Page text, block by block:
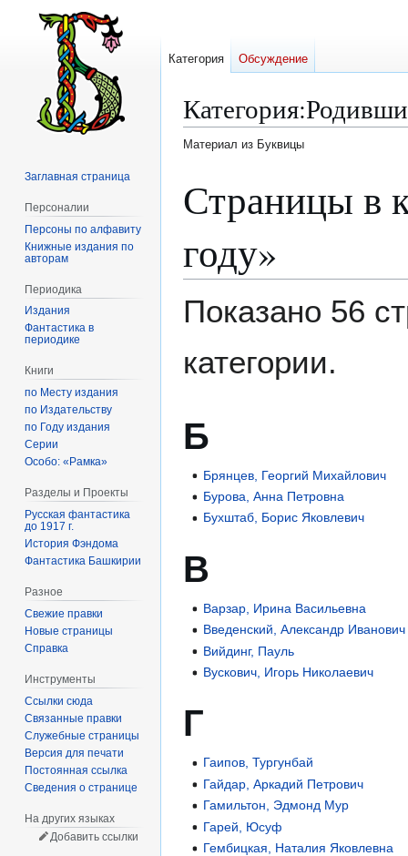
Категория:
Материал из Буквицы
к
навигации
к
поиску
Страницы в
году»
Показано 56
категории.
Б
Брянцев, Георгий Михайлович
Бурова, Анна Петровна
Бухштаб, Борис Яковлевич
В
Варзар, Ирина Васильевна
Введенский, Александр Иванович
Вийдинг, Пауль
Вускович, Игорь Николаевич
Г
Гаипов, Тургунбай
Гайдар, Аркадий Петрович
Гамильтон, Эдмонд Мур
Гарей, Юсуф
Гембицкая, Наталия Яковлевна
Категория Обсуждение
Заглавная страница
Персоналии
Персоны по алфавиту
Книжные издания по
авторам
Периодика
Издания
Фантастика в
периодике
Книги
по Месту издания
по Издательству
по Году издания
Серии
Особо: «Рамка»
Разделы и Проекты
Русская фантастика
до 1917 г.
История Фэндома
Фантастика Башкирии
Разное
Свежие правки
Новые страницы
Справка
Инструменты
Ссылки сюда
Связанные правки
Служебные страницы
Версия для печати
Постоянная ссылка
Сведения о странице
На других языках
Добавить ссылки